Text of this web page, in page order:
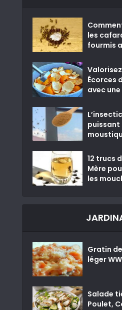
les
fourmis
Écorces
avec
puissant
12 trucs
Mère
les
Gratin
léger WW
Salade
Poulet,